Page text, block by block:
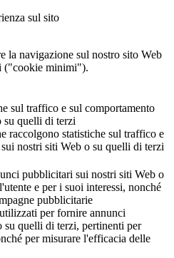
sul sito
la navigazione sul nostro sito Web
("cookie minimi").
sul traffico e sul comportamento
su quelli di terzi
raccolgono statistiche sul traffico e
nostri siti Web o su quelli di terzi
pubblicitari sui nostri siti Web o
e per i suoi interessi, nonché
pubblicitarie
per fornire annunci
quelli di terzi, pertinenti per
per misurare l'efficacia delle